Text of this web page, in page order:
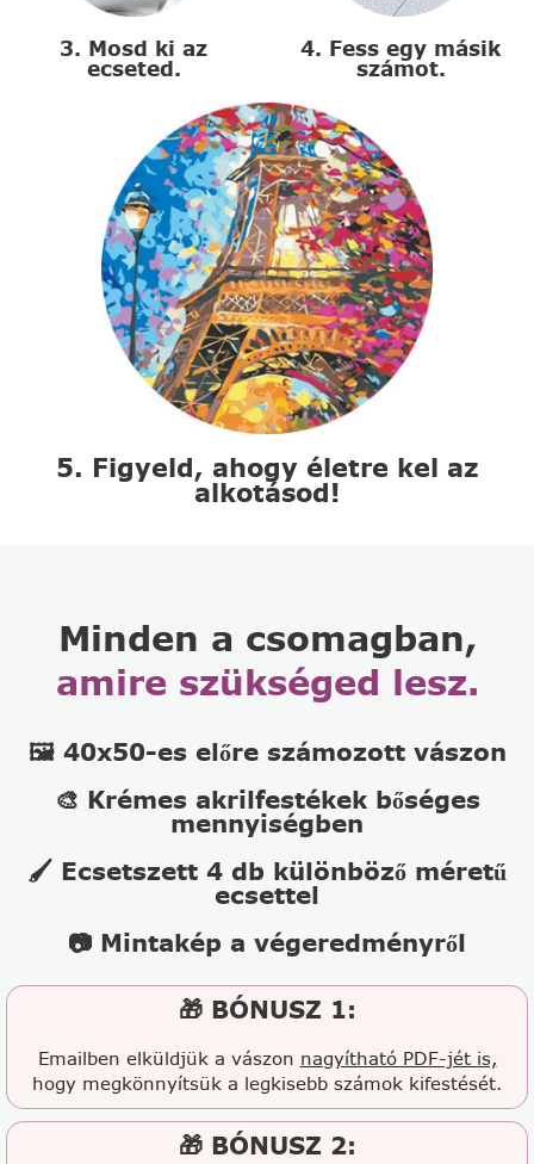
3. Mosd ki az
ecseted.
4. Fess egy másik
számot.
5. Figyeld, ahogy életre kel az
alkotásod!
Minden a csomagban,
amire szükséged lesz.
🖼️ 40x50-es előre számozott vászon
🎨 Krémes akrilfestékek bőséges
mennyiségben
🖌️ Ecsetszett 4 db különböző méretű
ecsettel
📷 Mintakép a végeredményről
🎁 BÓNUSZ 1:
Emailben elküldjük a vászon nagyítható PDF-jét is,
hogy megkönnyítsük a legkisebb számok kifestését.
🎁 BÓNUSZ 2: